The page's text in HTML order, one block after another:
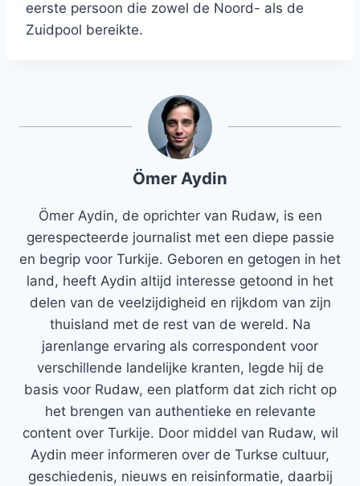
eerste persoon die zowel de Noord- als de
Zuidpool bereikte.
Ömer Aydin
Ömer Aydin, de oprichter van Rudaw, is een
gerespecteerde journalist met een diepe passie
en begrip voor Turkije. Geboren en getogen in het
land, heeft Aydin altijd interesse getoond in het
delen van de veelzijdigheid en rijkdom van zijn
thuisland met de rest van de wereld. Na
jarenlange ervaring als correspondent voor
verschillende landelijke kranten, legde hij de
basis voor Rudaw, een platform dat zich richt op
het brengen van authentieke en relevante
content over Turkije. Door middel van Rudaw, wil
Aydin meer informeren over de Turkse cultuur,
geschiedenis, nieuws en reisinformatie, daarbij